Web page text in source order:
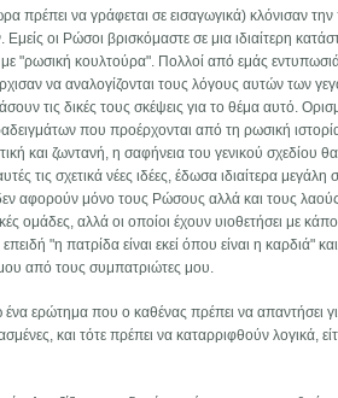
να γράφεται σε εισαγωγικά) κλόνισαν την
οι Ρώσοι βρισκόμαστε σε μια ιδιαίτερη
"ρωσική κουλτούρα". Πολλοί από εμάς
να αναλογίζονται τους λόγους αυτών των
τις δικές τους σκέψεις για το θέμα αυτό.
που προέρχονται από τη ρωσική
και ζωντανή, η σαφήνεια του γενικού σχεδίου
τις σχετικά νέες ιδέες, έδωσα ιδιαίτερα μεγάλη
αφορούν μόνο τους Ρώσους αλλά και τους
ομάδες, αλλά οι οποίοι έχουν υιοθετήσει με
"η πατρίδα είναι εκεί όπου είναι η καρδιά"
από τους συμπατριώτες μου.
ερώτημα που ο καθένας πρέπει να απαντήσει
και τότε πρέπει να καταρριφθούν λογικά,